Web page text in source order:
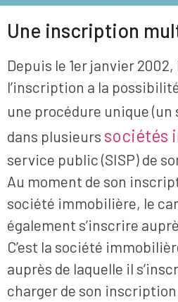
Une inscription
Depuis le 1er janvier
l’inscription a la
une procédure unique (un
dans plusieurs sociétés
service public (SISP) de
Au moment de son
société immobilière, le
également s’inscrire
C’est la société
auprès de laquelle il
charger de son